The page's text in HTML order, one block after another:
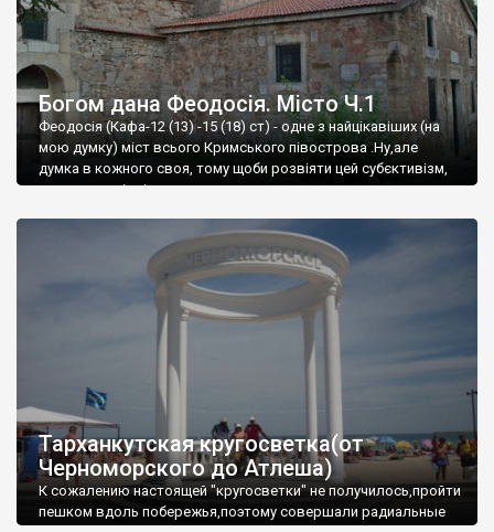
Богом дана Феодосія. Місто Ч.1
Феодосія (Кафа-12 (13) -15 (18) ст) - одне з найцікавіших (на
мою думку) міст всього Кримського півострова .Ну,але
думка в кожного своя, тому щоби розвіяти цей субєктивізм,
запрошую відвідати це
Тарханкутская кругосветка(от
Черноморского до Атлеша)
К сожалению настоящей "кругосветки" не получилось,пройти
пешком вдоль побережья,поэтому совершали радиальные